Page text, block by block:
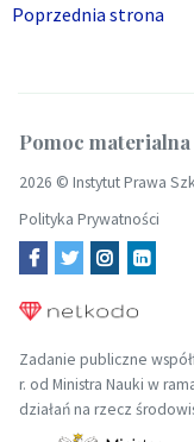
Poprzednia strona
Pomoc
2026 © Instytut Prawa
Polityka Prywatności
Zadanie publiczne
r. od Ministra Nauki w
działań na rzecz